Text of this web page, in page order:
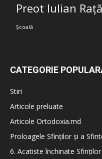
Preot Iulian Rață
Școală
CATEGORIE
Stiri
Articole preluate
Articole Ortodoxia.md
Proloagele Sfinților și a
6. Acatiste închinate